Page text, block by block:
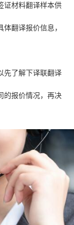
证材料翻译样本供
翻译报价信息，
先了解下译联翻译
的报价情况，再决